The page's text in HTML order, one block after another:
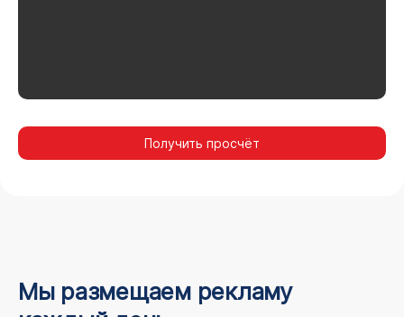
Получить просчёт
Мы размещаем рекламу